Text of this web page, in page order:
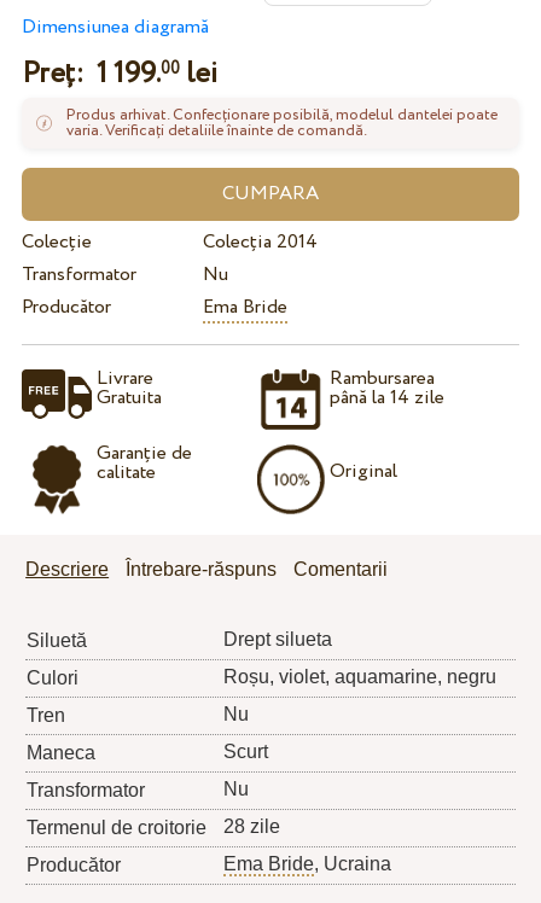
Dimensiunea diagramă
Preț: 1 199.00lei
Produs arhivat. Confecționare posibilă, modelul dantelei poate
varia. Verificați detaliile înainte de comandă.
Colecție
Colecția 2014
Transformator
Nu
Producător
Ema Bride
Livrare
Gratuita
Garanție de
calitate
Rambursarea
până la 14 zile
Original
Descriere Întrebare-răspuns Comentarii
Siluetă
Drept silueta
Culori
Roșu, violet, aquamarine, negru
Tren
Nu
Maneca
Scurt
Transformator
Nu
Termenul de croitorie
28 zile
Producător
Ema Bride, Ucraina